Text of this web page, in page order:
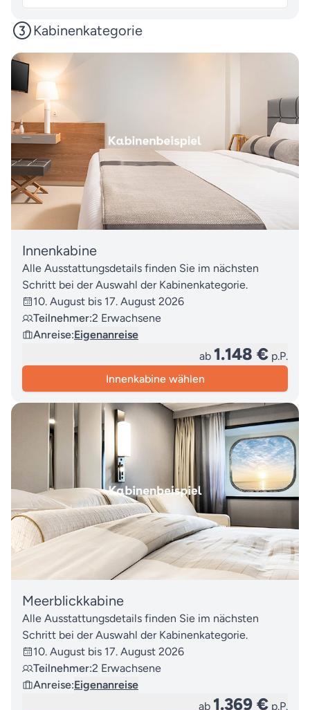
Kabinenkategorie
Innenkabine
Alle Ausstattungsdetails finden Sie im nächsten
Schritt bei der Auswahl der Kabinenkategorie.
10. August bis 17. August 2026
Teilnehmer:2 Erwachsene
Anreise:Eigenanreise
ab 1.148 € p.P.
Innenkabine wählen
Meerblickkabine
Alle Ausstattungsdetails finden Sie im nächsten
Schritt bei der Auswahl der Kabinenkategorie.
10. August bis 17. August 2026
Teilnehmer:2 Erwachsene
Anreise:Eigenanreise
ab 1.369 € p.P.